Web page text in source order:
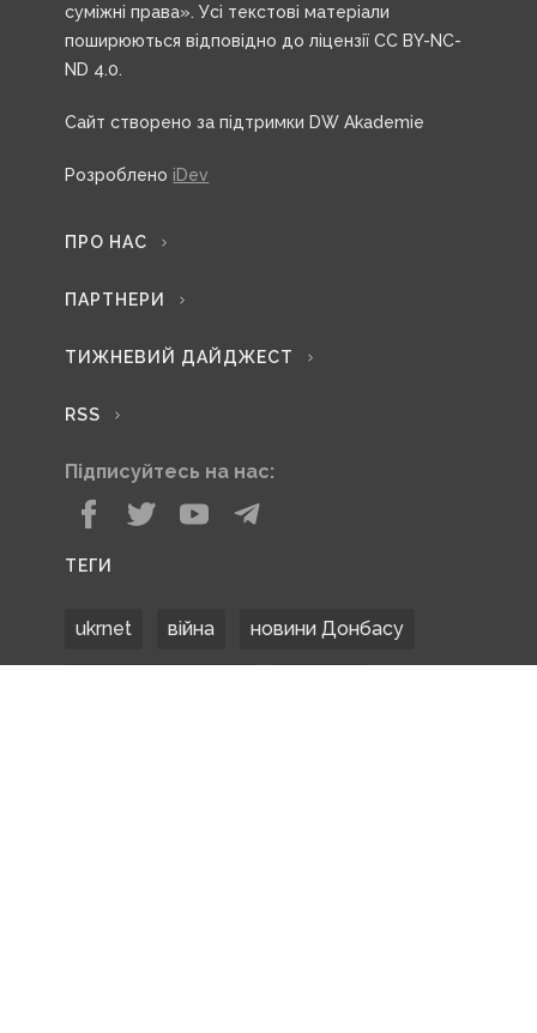
суміжні права». Усі текстові матеріали
поширюються відповідно до ліцензії CC BY-NC-
ND 4.0.
Сайт створено за підтримки DW Akademie
Розроблено iDev
ПРО НАС
ПАРТНЕРИ
ТИЖНЕВИЙ ДАЙДЖЕСТ
RSS
Підписуйтесь на нас:
ТЕГИ
ukrnet війна новини Донбасу